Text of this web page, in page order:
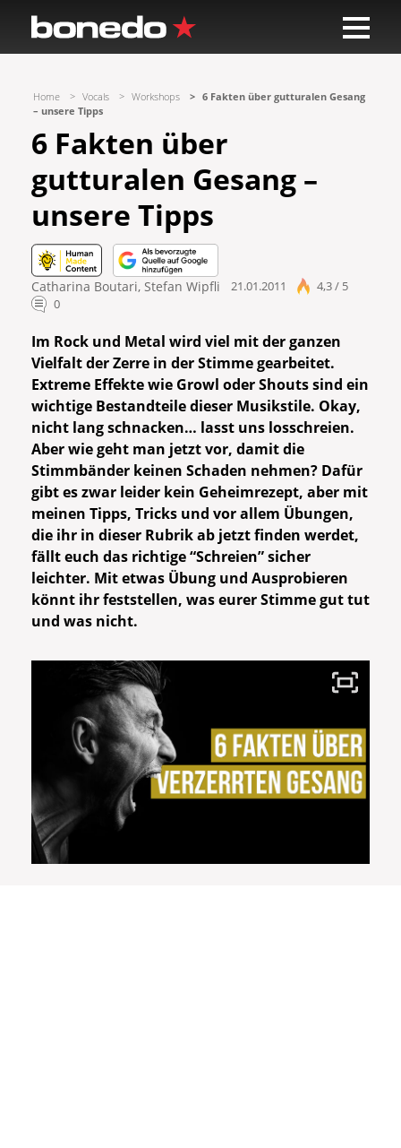
Home Vocals Workshops
6 Fakten über gutturalen Gesang
– unsere Tipps
6 Fakten über
gutturalen Gesang –
unsere Tipps
Catharina Boutari, Stefan Wipfli 21.01.2011
4,3 / 5
0
Im Rock und Metal wird viel mit der ganzen
Vielfalt der Zerre in der Stimme gearbeitet.
Extreme Effekte wie Growl oder Shouts sind ein
wichtige Bestandteile dieser Musikstile. Okay,
nicht lang schnacken… lasst uns losschreien.
Aber wie geht man jetzt vor, damit die
Stimmbänder keinen Schaden nehmen? Dafür
gibt es zwar leider kein Geheimrezept, aber mit
meinen Tipps, Tricks und vor allem Übungen,
die ihr in dieser Rubrik ab jetzt finden werdet,
fällt euch das richtige “Schreien” sicher
leichter. Mit etwas Übung und Ausprobieren
könnt ihr feststellen, was eurer Stimme gut tut
und was nicht.